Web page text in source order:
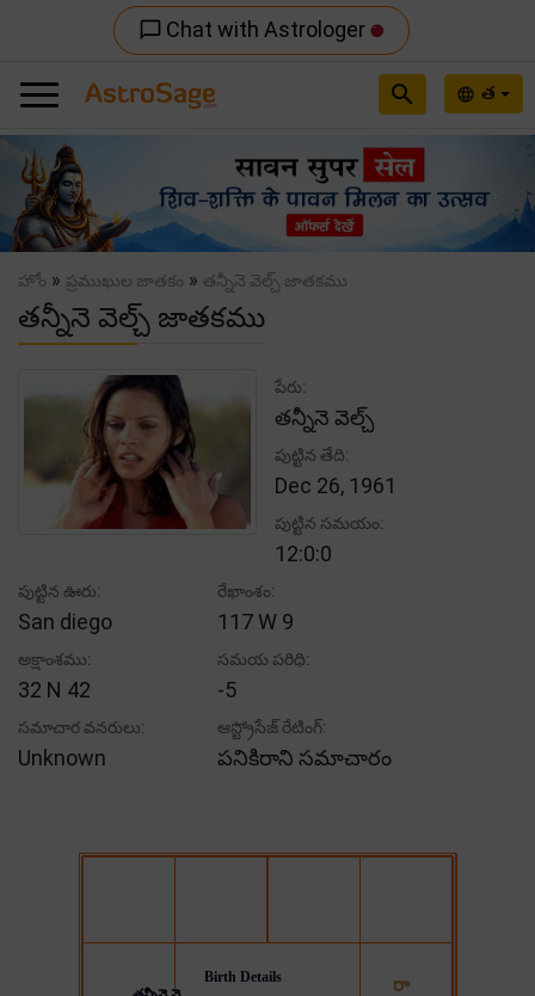
chat_bubble_outline Chat with Astrologer
language త
search
Previous
హోం » ప్రముఖుల జాతకం » తన్నీనె వెల్చ్ జాతకము
తన్నీనె వెల్చ్ జాతకము
పేరు:
తన్నీనె వెల్చ్
పుట్టిన తేది:
Dec 26, 1961
పుట్టిన సమయం:
12:0:0
పుట్టిన ఊరు:
San diego
రేఖాంశం:
117 W 9
అక్షాంశము:
32 N 42
సమయ పరిధి:
-5
సమాచార వనరులు:
Unknown
ఆస్ట్రోసేజ్ రేటింగ్:
పనికిరాని సమాచారం